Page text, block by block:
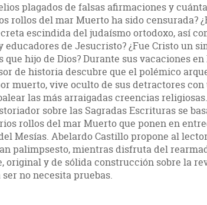
plagados de falsas afirmaciones y cuánta
rollos del mar Muerto ha sido censurada?
escindida del judaísmo ortodoxo, así
de Jesucristo? ¿Fue Cristo un
hijo de Dios? Durante sus vacaciones en
de historia descubre que el polémico
muerto, vive oculto de sus detractores con
las más arraigadas creencias
sobre las Sagradas Escrituras se
rollos del mar Muerto que ponen en
Mesías. Abelardo Castillo propone al
palimpsesto, mientras disfruta del
original y de sólida construcción sobre la
no necesita pruebas.